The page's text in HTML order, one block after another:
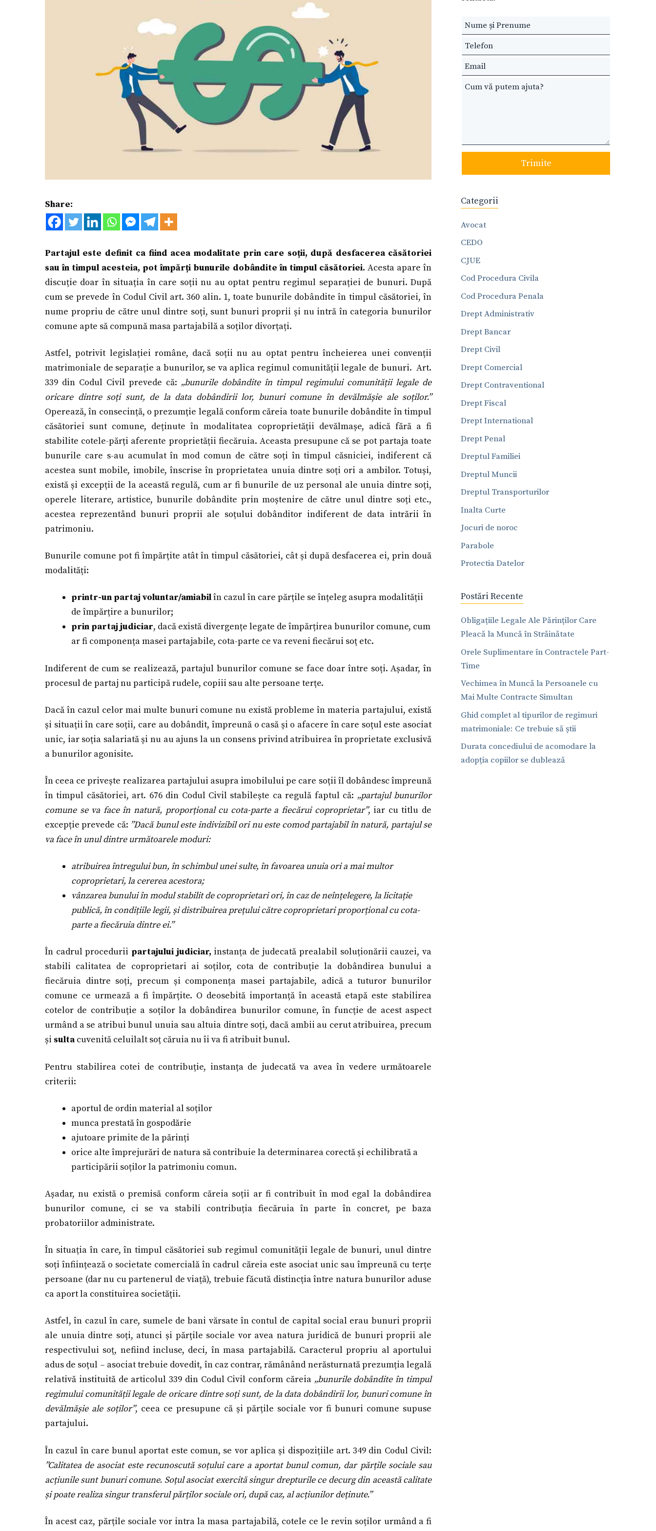
Share:
Partajul este definit ca fiind acea modalitate prin care soții, după desfacerea căsătoriei
sau în timpul acesteia, pot împărți bunurile dobândite în timpul căsătoriei. Acesta apare în
discuție doar în situația în care soții nu au optat pentru regimul separației de bunuri. După
cum se prevede în Codul Civil art. 360 alin. 1, toate bunurile dobândite în timpul căsătoriei, în
nume propriu de către unul dintre soți, sunt bunuri proprii și nu intră în categoria bunurilor
comune apte să compună masa partajabilă a soților divorțați.
Astfel, potrivit legislației române, dacă soții nu au optat pentru încheierea unei convenții
matrimoniale de separație a bunurilor, se va aplica regimul comunității legale de bunuri. Art.
339 din Codul Civil prevede că: „bunurile dobândite în timpul regimului comunității legale de
oricare dintre soți sunt, de la data dobândirii lor, bunuri comune în devălmășie ale soților.”
Operează, în consecință, o prezumție legală conform căreia toate bunurile dobândite în timpul
căsătoriei sunt comune, deținute în modalitatea coproprietății devălmașe, adică fără a fi
stabilite cotele-părți aferente proprietății fiecăruia. Aceasta presupune că se pot partaja toate
bunurile care s-au acumulat în mod comun de către soți în timpul căsniciei, indiferent că
acestea sunt mobile, imobile, înscrise în proprietatea unuia dintre soți ori a ambilor. Totuși,
există și excepții de la această regulă, cum ar fi bunurile de uz personal ale unuia dintre soți,
operele literare, artistice, bunurile dobândite prin moștenire de către unul dintre soți etc.,
acestea reprezentând bunuri proprii ale soțului dobânditor indiferent de data intrării în
patrimoniu.
Bunurile comune pot fi împărțite atât în timpul căsătoriei, cât și după desfacerea ei, prin două
modalități:
printr-un partaj voluntar/amiabilîn cazul în care părțile se înțeleg asupra modalității
de împărțire a bunurilor;
prin partaj judiciar, dacă există divergențe legate de împărțirea bunurilor comune, cum
ar fi componența masei partajabile, cota-parte ce va reveni fiecărui soț etc.
Indiferent de cum se realizează, partajul bunurilor comune se face doar între soți. Așadar, în
procesul de partaj nu participă rudele, copiii sau alte persoane terțe.
Dacă în cazul celor mai multe bunuri comune nu există probleme în materia partajului, există
și situații în care soții, care au dobândit, împreună o casă și o afacere în care soțul este asociat
unic, iar soția salariată și nu au ajuns la un consens privind atribuirea în proprietate exclusivă
a bunurilor agonisite.
În ceea ce privește realizarea partajului asupra imobilului pe care soții îl dobândesc împreună
în timpul căsătoriei, art. 676 din Codul Civil stabilește ca regulă faptul că: „partajul bunurilor
comune se va face în natură, proporțional cu cota-parte a fiecărui coproprietar”, iar cu titlu de
excepție prevede că: ”Dacă bunul este indivizibil ori nu este comod partajabil în natură, partajul se
va face în unul dintre următoarele moduri:
atribuirea întregului bun, în schimbul unei sulte, în favoarea unuia ori a mai multor
coproprietari, la cererea acestora;
vânzarea bunului în modul stabilit de coproprietari ori, în caz de neînțelegere, la licitație
publică, în condițiile legii, și distribuirea prețului către coproprietari proporțional cu cota-
parte a fiecăruia dintre ei.”
În cadrul procedurii partajului judiciar, instanța de judecată prealabil soluționării cauzei, va
stabili calitatea de coproprietari ai soților, cota de contribuție la dobândirea bunului a
fiecăruia dintre soți, precum și componența masei partajabile, adică a tuturor bunurilor
comune ce urmează a fi împărțite. O deosebită importanță în această etapă este stabilirea
cotelor de contribuție a soților la dobândirea bunurilor comune, în funcție de acest aspect
urmând a se atribui bunul unuia sau altuia dintre soți, dacă ambii au cerut atribuirea, precum
și sultacuvenită celuilalt soț căruia nu îi va fi atribuit bunul.
Pentru stabilirea cotei de contribuție, instanța de judecată va avea în vedere următoarele
criterii:
aportul de ordin material al soților
munca prestată în gospodărie
ajutoare primite de la părinți
orice alte împrejurări de natura să contribuie la determinarea corectă și echilibrată a
participării soților la patrimoniu comun.
Așadar, nu există o premisă conform căreia soții ar fi contribuit în mod egal la dobândirea
bunurilor comune, ci se va stabili contribuția fiecăruia în parte în concret, pe baza
probatoriilor administrate.
În situația în care, în timpul căsătoriei sub regimul comunității legale de bunuri, unul dintre
soți înființează o societate comercială în cadrul căreia este asociat unic sau împreună cu terțe
persoane (dar nu cu partenerul de viață), trebuie făcută distincția între natura bunurilor aduse
ca aport la constituirea societății.
Astfel, în cazul în care, sumele de bani vărsate în contul de capital social erau bunuri proprii
ale unuia dintre soți, atunci și părțile sociale vor avea natura juridică de bunuri proprii ale
respectivului soț, nefiind incluse, deci, în masa partajabilă. Caracterul propriu al aportului
adus de soțul – asociat trebuie dovedit, în caz contrar, rămânând nerăsturnată prezumția legală
relativă instituită de articolul 339 din Codul Civil conform căreia „bunurile dobândite în timpul
regimului comunității legale de oricare dintre soți sunt, de la data dobândirii lor, bunuri comune în
devălmășie ale soților”, ceea ce presupune că și părțile sociale vor fi bunuri comune supuse
partajului.
În cazul în care bunul aportat este comun, se vor aplica și dispozițiile art. 349 din Codul Civil:
”Calitatea de asociat este recunoscută soțului care a aportat bunul comun, dar părțile sociale sau
acțiunile sunt bunuri comune. Soțul asociat exercită singur drepturile ce decurg din această calitate
și poate realiza singur transferul părților sociale ori, după caz, al acțiunilor deținute.”
În acest caz, părțile sociale vor intra la masa partajabilă, cotele ce le revin soților urmând a fi
Leave
this
field
blank
Trimite
Categorii
Avocat
CEDO
CJUE
Cod Procedura Civila
Cod Procedura Penala
Drept Administrativ
Drept Bancar
Drept Civil
Drept Comercial
Drept Contraventional
Drept Fiscal
Drept International
Drept Penal
Dreptul Familiei
Dreptul Muncii
Dreptul Transporturilor
Inalta Curte
Jocuri de noroc
Parabole
Protectia Datelor
Postări Recente
Obligațiile Legale Ale Părinților Care
Pleacă la Muncă în Străinătate
Orele Suplimentare în Contractele Part-
Time
Vechimea în Muncă la Persoanele cu
Mai Multe Contracte Simultan
Ghid complet al tipurilor de regimuri
matrimoniale: Ce trebuie să știi
Durata concediului de acomodare la
adopția copiilor se dublează